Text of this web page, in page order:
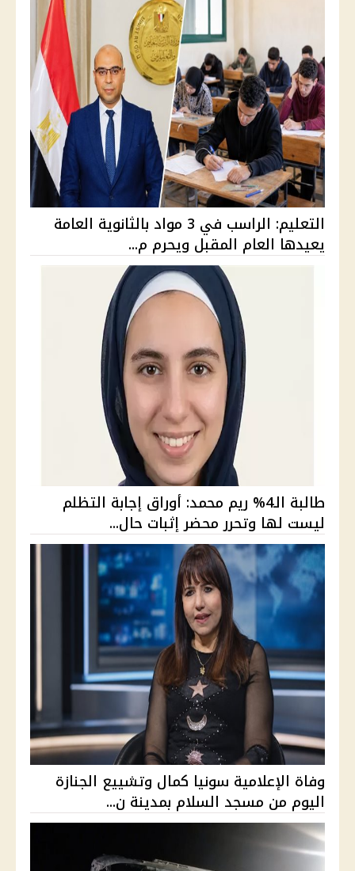
التعليم: الراسب في 3 مواد بالثانوية العامة
يعيدها العام المقبل ويحرم م...
طالبة الـ4% ريم محمد: أوراق إجابة التظلم
ليست لها وتحرر محضر إثبات حال...
وفاة الإعلامية سونيا كمال وتشييع الجنازة
اليوم من مسجد السلام بمدينة ن...